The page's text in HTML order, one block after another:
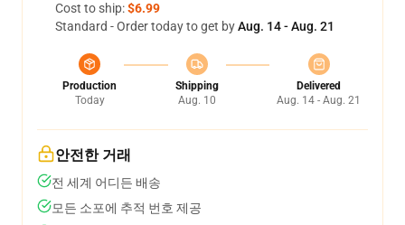
Cost to ship:$6.99
Standard - Order today to get byAug. 14 - Aug. 21
Production
Today
Shipping
Aug. 10
Delivered
Aug. 14 - Aug. 21
안전한 거래
전 세계 어디든 배송
모든 소포에 추적 번호 제공